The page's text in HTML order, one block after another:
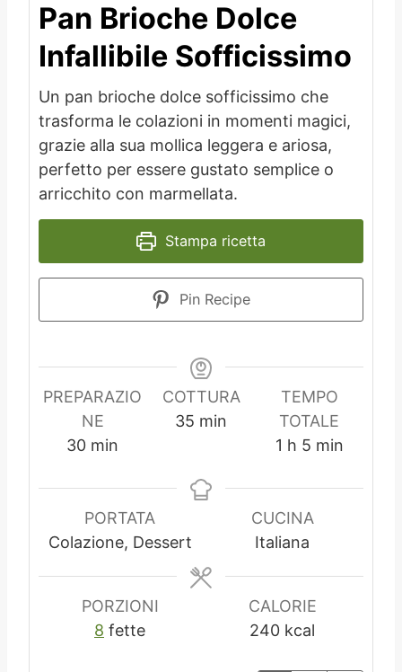
Pan Brioche Dolce
Infallibile Sofficissimo
Un pan brioche dolce sofficissimo che
trasforma le colazioni in momenti magici,
grazie alla sua mollica leggera e ariosa,
perfetto per essere gustato semplice o
arricchito con marmellata.
Stampa ricetta
Pin Recipe
PREPARAZIO
NE
30m
n
u
t
min
COTTURA
35 m
u
min
TEMPO
TOTALE
1 o
a
h 5m
n
u
min
PORTATA
Colazione, Dessert
CUCINA
Italiana
PORZIONI
8 fette
CALORIE
240 kcal